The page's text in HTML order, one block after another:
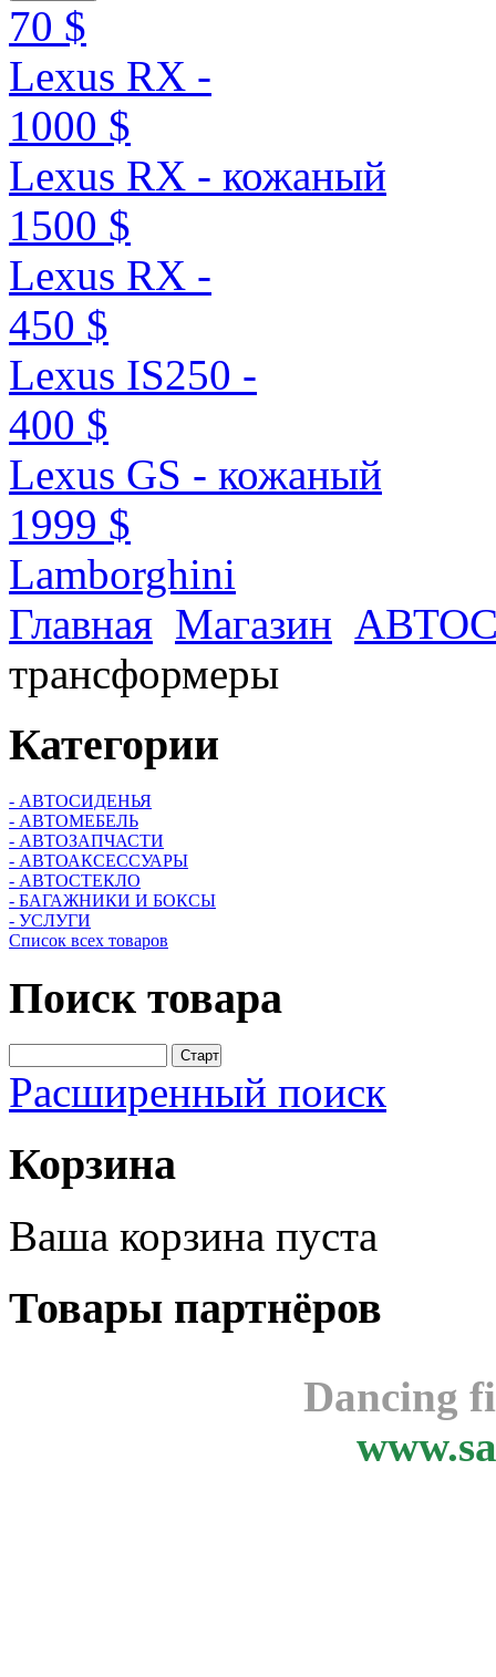
70 $
Lexus RX -
1000 $
Lexus RX - кожаный
1500 $
Lexus RX -
450 $
Lexus IS250 -
400 $
Lexus GS - кожаный
1999 $
Lamborghini
Главная Магазин
трансформеры
Категории
- АВТОСИДЕНЬЯ
- АВТОМЕБЕЛЬ
- АВТОЗАПЧАСТИ
- АВТОАКСЕССУАРЫ
- АВТОСТЕКЛО
- БАГАЖНИКИ И БОКСЫ
- УСЛУГИ
Список всех товаров
Поиск товара
Расширенный поиск
Корзина
Ваша корзина пуста
Товары партнёров
Dancing